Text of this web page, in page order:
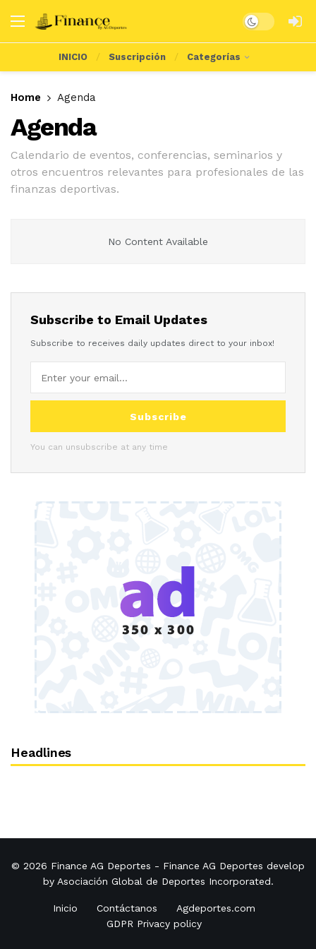
Dark mode
INICIO Suscripción Categorías
Home Agenda
Agenda
Calendario de eventos, conferencias, seminarios y
otros encuentros relevantes para profesionales de las
finanzas deportivas.
No Content Available
Subscribe to Email Updates
Subscribe to receives daily updates direct to your inbox!
Subscribe
You can unsubscribe at any time
Headlines
© 2026 Finance AG Deportes - Finance AG Deportes develop
by Asociación Global de Deportes Incorporated.
Inicio Contáctanos
Agdeportes.com
GDPR Privacy policy